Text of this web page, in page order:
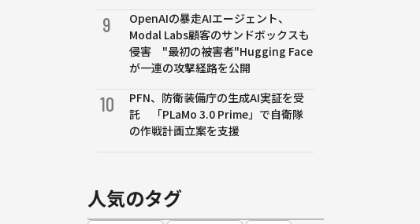
9
OpenAIの暴走AIエージェント、
Modal Labs顧客のサンドボックスも
侵害 "最初の被害者"Hugging Face
が一連の攻撃経路を公開
10
PFN、防衛装備庁の生成AI実証を受
託 「PLaMo 3.0 Prime」で自衛隊
の作戦計画立案を支援
人気のタグ